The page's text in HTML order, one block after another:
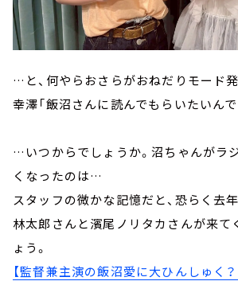
…と、何やらおさらがおねだりモード発
幸澤「飯沼さんに読んでもらいたいん
…いつからでしょうか。沼ちゃんがラ
くなったのは…
スタッフの微かな記憶だと、恐らく去
林太郎さんと濱尾ノリタカさんが来て
ょう。
【監督兼主演の飯沼愛に大ひんしゅく？